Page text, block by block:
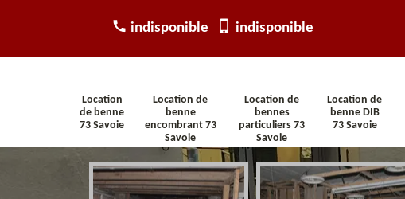
indisponible indisponible
Location
de benne
73 Savoie
Location de
benne
encombrant 73
Savoie
Location de
bennes
particuliers 73
Savoie
Location de
benne DIB
73 Savoie